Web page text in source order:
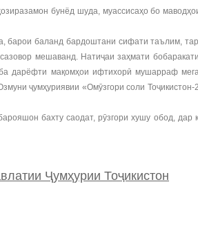
бунёд шуда, муассисаҳо бо
барои баланд бардоштани сифати таълим,
мешаванд. Натиҷаи заҳмати
ба дарёфти мақомҳои ифтихорӣ мушарраф
ҷумҳуриявии «Омӯзгори соли Тоҷикистон-
бахту саодат, рӯзгори хушу обод, дар
Ҷумҳурии Тоҷикистон